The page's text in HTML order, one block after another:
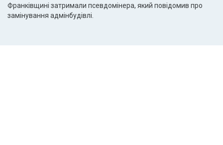
Франківщині затримали псевдомінера, який повідомив про
замінування адмінбудівлі.